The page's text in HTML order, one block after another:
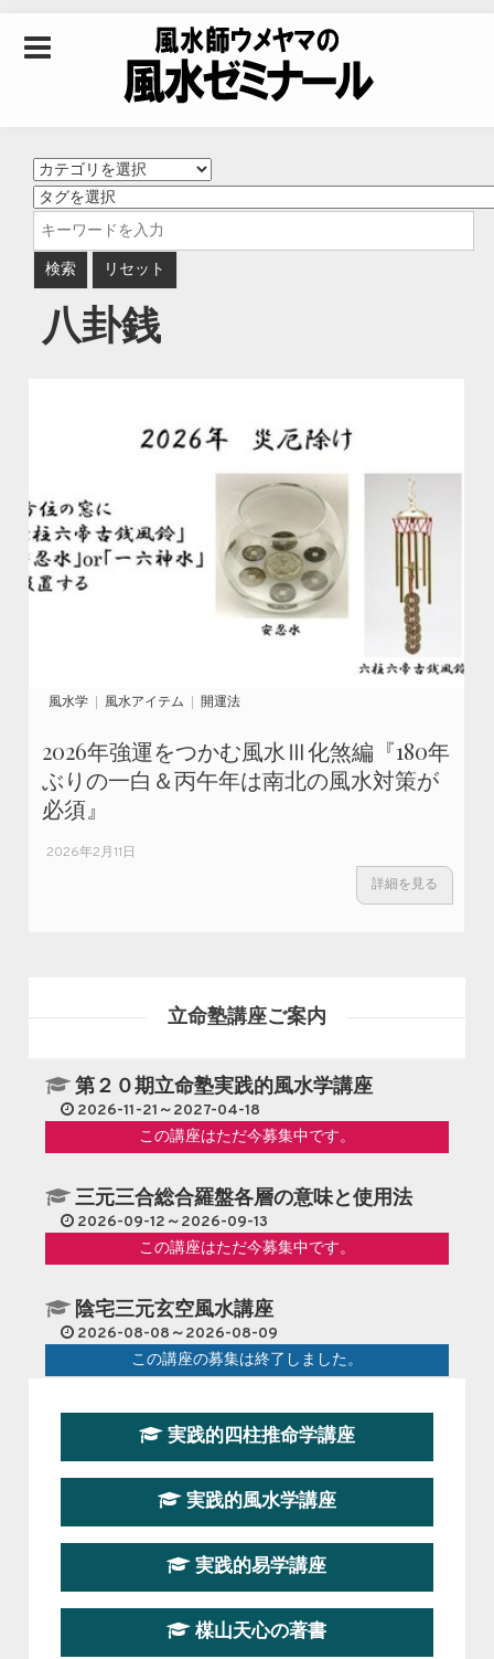
風水師ウメヤマの風
水ゼミナール｜風水
学・四柱推命学・易
学を合わせた立命講
座
八卦銭
風水学 風水アイテム 開運法
2026年強運をつかむ風水Ⅲ化煞編『180年
ぶりの一白＆丙午年は南北の風水対策が
必須』
2026年2月11日
詳細を見る
立命塾講座ご案内
第２０期立命塾実践的風水学講座
2026-11-21～2027-04-18
この講座はただ今募集中です。
三元三合総合羅盤各層の意味と使用法
2026-09-12～2026-09-13
この講座はただ今募集中です。
陰宅三元玄空風水講座
2026-08-08～2026-08-09
この講座の募集は終了しました。
第１９期立命塾『実践的易学講座』
2026-08-22～2026-10-25
第19期立命塾実践的四柱推命学講座
2026-03-20～2026-07-19
第１９期立命塾実践的風水学講座
実践的四柱推命学講座
実践的風水学講座
実践的易学講座
楳山天心の著書